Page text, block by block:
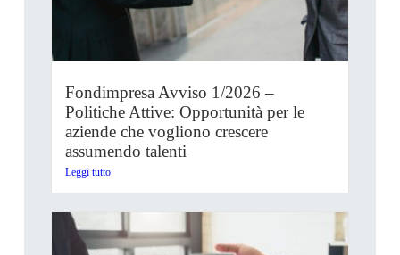
Fondimpresa Avviso 1/2026 –
Politiche Attive: Opportunità per le
aziende che vogliono crescere
assumendo talenti
Leggi tutto